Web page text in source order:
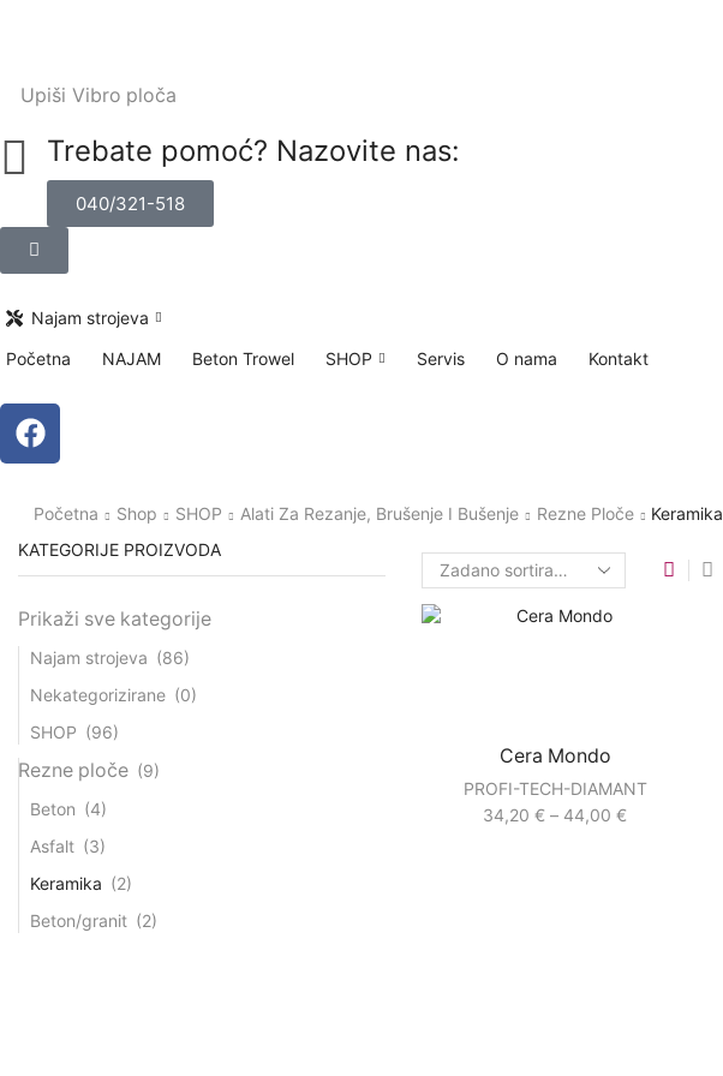
Upiši Vibro ploča
Trebate pomoć? Nazovite nas:
040/321-518
Najam strojeva
Početna
NAJAM Beton Trowel SHOP Servis O nama Kontakt
Početna Shop SHOP Alati Za Rezanje, Brušenje I Bušenje Rezne Ploče Keramika
Cera Mondo
PROFI-TECH-DIAMANT
34,20 € – 44,00 €
KATEGORIJE PROIZVODA
Prikaži sve kategorije
Najam strojeva (86)
Nekategorizirane (0)
SHOP (96)
Rezne ploče (9)
Beton (4)
Asfalt (3)
Keramika (2)
Beton/granit (2)